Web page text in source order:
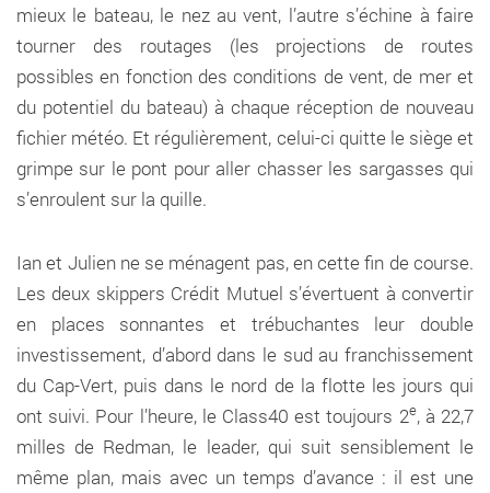
mieux le bateau, le nez au vent, l’autre s’échine à faire
tourner des routages (les projections de routes
possibles en fonction des conditions de vent, de mer et
du potentiel du bateau) à chaque réception de nouveau
fichier météo. Et régulièrement, celui-ci quitte le siège et
grimpe sur le pont pour aller chasser les sargasses qui
s’enroulent sur la quille.
Ian et Julien ne se ménagent pas, en cette fin de course.
Les deux skippers Crédit Mutuel s’évertuent à convertir
en places sonnantes et trébuchantes leur double
investissement, d’abord dans le sud au franchissement
du Cap-Vert, puis dans le nord de la flotte les jours qui
ont suivi. Pour l’heure, le Class40 est toujours 2e, à 22,7
milles de Redman, le leader, qui suit sensiblement le
même plan, mais avec un temps d’avance : il est une